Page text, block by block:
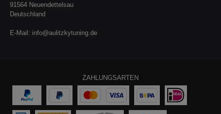
91564 Neuendettelsau
Deutschland
E-Mail: info@aulitzkytuning.de
ZAHLUNGSARTEN